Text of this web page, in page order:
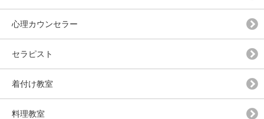
心理カウンセラー
セラピスト
着付け教室
料理教室